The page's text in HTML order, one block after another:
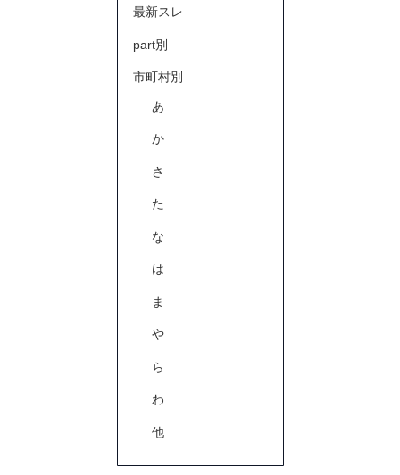
最新スレ
part別
市町村別
あ
か
さ
た
な
は
ま
や
ら
わ
他